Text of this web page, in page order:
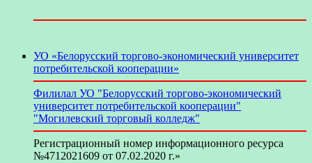
УО «Белорусский торгово-экономический университет
потребительской кооперации»
Филилал УО "Белорусский торгово-экономический
университет потребительской кооперации"
"Могилевский торговый колледж"
Регистрационный номер информационного ресурса
№4712021609 от 07.02.2020 г.»